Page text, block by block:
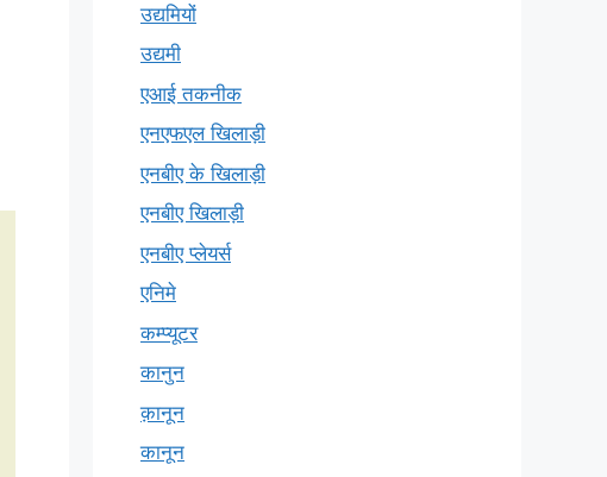
उद्यमियों
उद्यमी
एआई तकनीक
एनएफएल खिलाड़ी
एनबीए के खिलाड़ी
एनबीए खिलाड़ी
एनबीए प्लेयर्स
एनिमे
कम्प्यूटर
कानुन
क़ानून
कानून